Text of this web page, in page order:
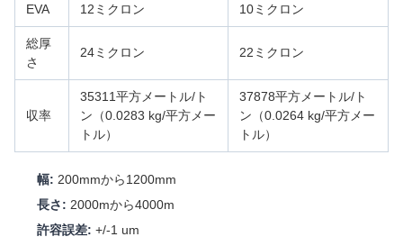
EVA 12ミクロン 10ミクロン
総厚
さ
24ミクロン 22ミクロン
収率
35311平方メートル/ト
ン（0.0283 kg/平方メー
トル）
37878平方メートル/ト
ン（0.0264 kg/平方メー
トル）
幅: 200mmから1200mm
長さ: 2000mから4000m
許容誤差: +/-1 um